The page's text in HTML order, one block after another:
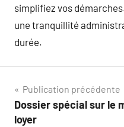
simplifiez vos
une tranquillité
durée.
Navigation
de
Publication précédente
Dossier spécial sur le
loyer